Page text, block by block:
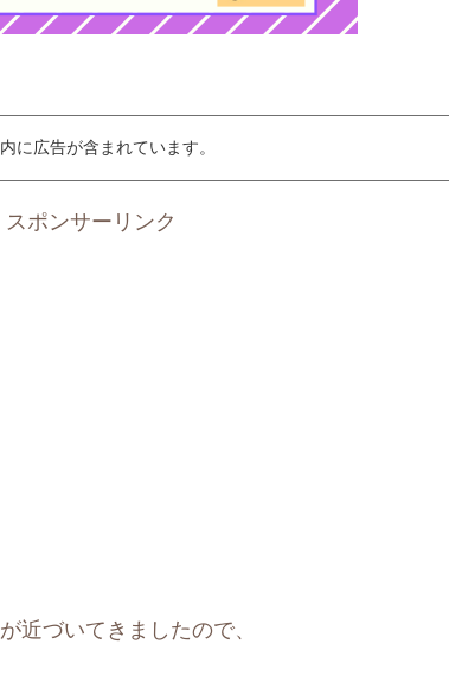
に広告が含まれています。
スポンサーリンク
近づいてきましたので、